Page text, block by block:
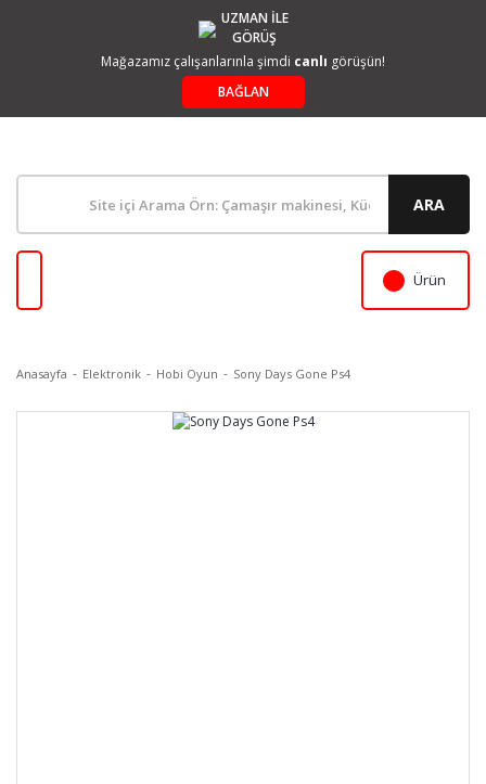
UZMAN İLE
GÖRÜŞ
Mağazamız çalışanlarınla şimdi canlı görüşün!
BAĞLAN
ARA
Ürün
Anasayfa Elektronik Hobi Oyun Sony Days Gone Ps4